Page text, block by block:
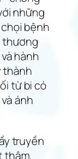
những
bệnh
thương
hành
thành
từ bi có
ánh
truyền
thâm